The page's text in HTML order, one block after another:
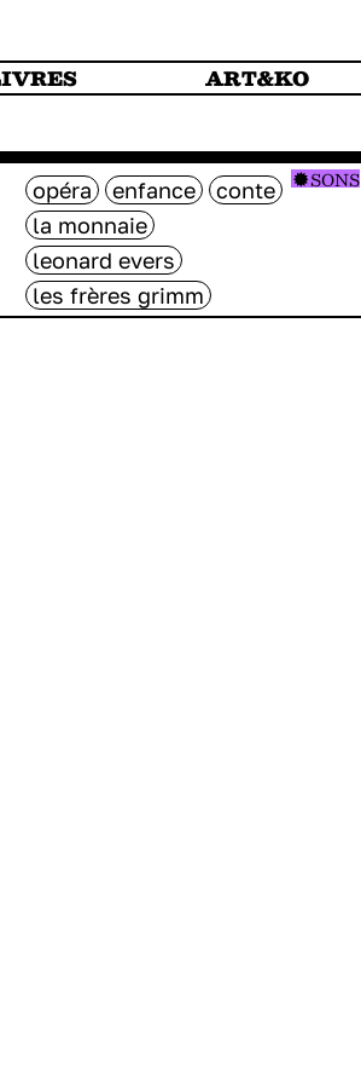
ART&KO
opéra enfance
conte
la monnaie
leonard evers
les frères grimm
SONS